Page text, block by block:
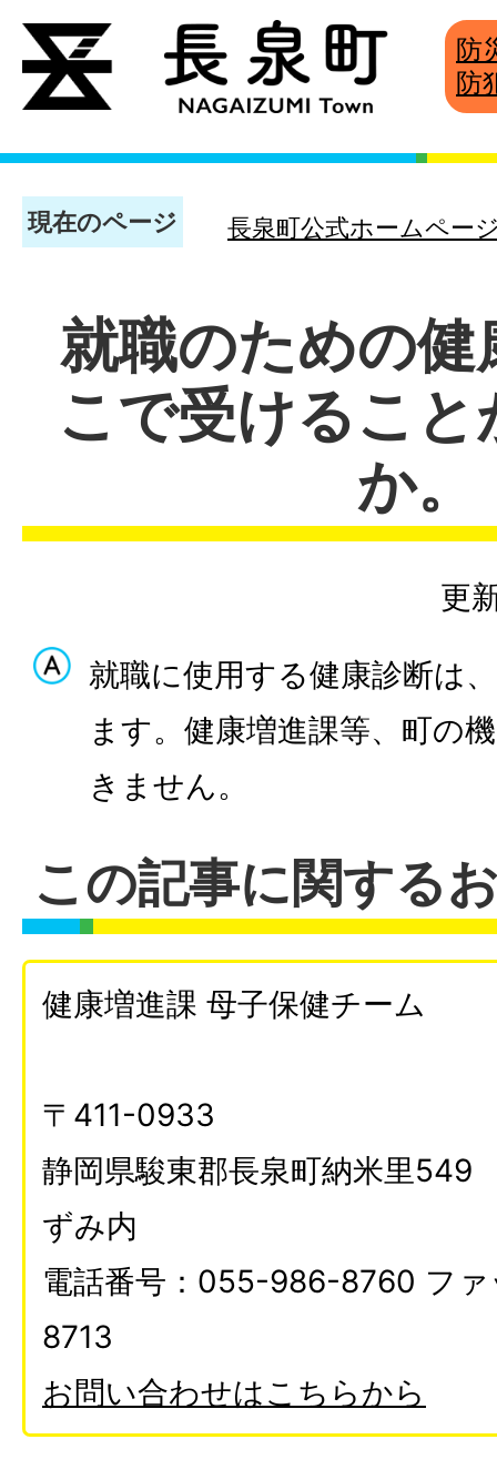
防
防
現在のページ 長泉町公式ホームペー
就職のための健
こで受けるこ
か。
更
就職に使用する健康診断は
ます。健康増進課等、町の
きません。
この記事に関する
健康増進課 母子保健チーム
〒411-0933
静岡県駿東郡長泉町納米里
ずみ内
電話番号：055-986-8760 フ
8713
お問い合わせはこちらから